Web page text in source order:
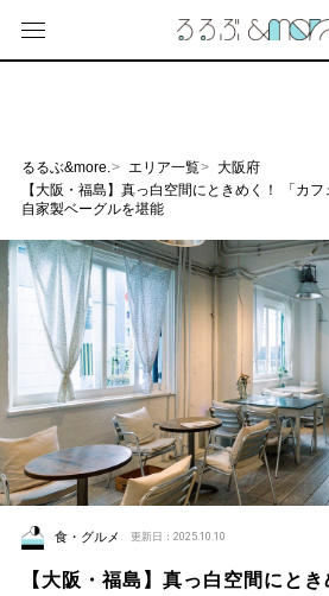
るるぶ&more. エリア一覧
大阪府
【大阪・福島】真っ白空間にときめく！ 「カ
自家製ベーグルを堪能
食・グルメ 更新日：2025.10.10
【大阪・福島】真っ白空間にと